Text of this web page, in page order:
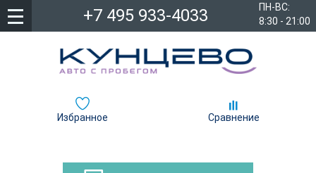
ПН-ВС:
8:30 - 21:00
+7 495 933-4033
Избранное Сравнение